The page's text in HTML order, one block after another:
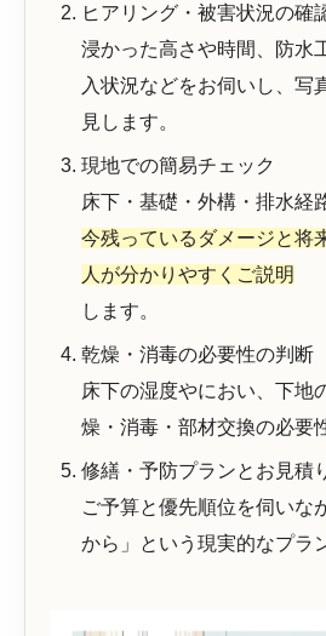
ヒアリング・被害状況の確
浸かった高さや時間、防水
入状況などをお伺いし、写
見します。
現地での簡易チェック
床下・基礎・外構・排水経
今残っているダメージと将
人が分かりやすくご説明
します。
乾燥・消毒の必要性の判断
床下の湿度やにおい、下地
燥・消毒・部材交換の必要
修繕・予防プランとお見積
ご予算と優先順位を伺いな
から」という現実的なプラ